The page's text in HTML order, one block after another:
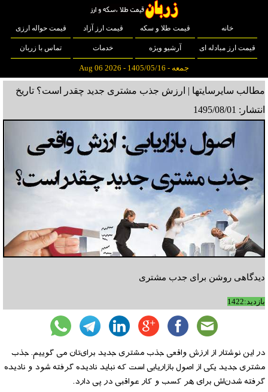
خانه قیمت طلا و سکه قیمت ارز آزاد قیمت حواله ارزی
قیمت ارز مبادله ای آرشیو ویژه خدمات تماس با زربان
جمعه - 1405/05/16 - Aug 06 2026
مطالب سایرسایتها | ارزش جذب مشتری جدید چقدر است؟ تاریخ
انتشار: 1495/08/01
دیدگاهی روشن برای جدب مشتری
بازدید:1422
در این نوشتار از ارزش واقعی جذب مشتری جدید برای‌تان می گوییم. جذب
مشتری جدید یکی از اصول بازاریابی است که نباید نادیده گرفته شود و نادیده
گرفته شدن‌اش برای هر کسب و کار عواقبی در پی دارد.